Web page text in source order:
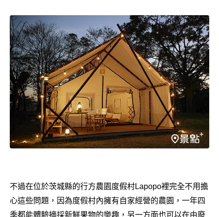
不過在位於茨城縣的行方農園度假村Lapopo裡完全不用擔
心這些問題，因為度假村內擁有自家經營的農園，一年四
季都能體驗摘採新鮮果物的樂趣，另一方面也可以在由廢